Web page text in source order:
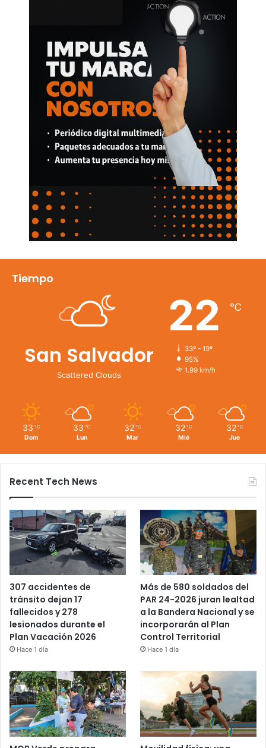
Tiempo
San Salvador
Scattered Clouds
22 ℃
33º - 19º
95%
1.99 km/h
33 ℃
Dom
33 ℃
Lun
32 ℃
Mar
32 ℃
Mié
32 ℃
Jue
Recent Tech News
307 accidentes de
tránsito dejan 17
fallecidos y 278
lesionados durante el
Plan Vacación 2026
Hace 1 día
Más de 580 soldados del
PAR 24-2026 juran lealtad
a la Bandera Nacional y se
incorporarán al Plan
Control Territorial
Hace 1 día